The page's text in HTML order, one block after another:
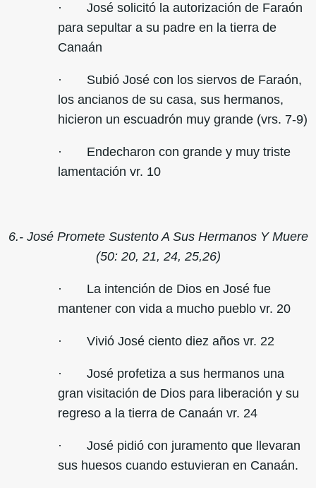
· José solicitó la autorización de Faraón
para sepultar a su padre en la tierra de
Canaán
· Subió José con los siervos de Faraón,
los ancianos de su casa, sus hermanos,
hicieron un escuadrón muy grande (vrs. 7-9)
· Endecharon con grande y muy triste
lamentación vr. 10
6.- José Promete Sustento A Sus Hermanos Y Muere
(50: 20, 21, 24, 25,26)
· La intención de Dios en José fue
mantener con vida a mucho pueblo vr. 20
· Vivió José ciento diez años vr. 22
· José profetiza a sus hermanos una
gran visitación de Dios para liberación y su
regreso a la tierra de Canaán vr. 24
· José pidió con juramento que llevaran
sus huesos cuando estuvieran en Canaán.